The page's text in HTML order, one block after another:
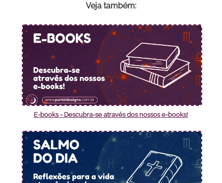
Veja também:
E-books - Descubra-se através dos nossos e-books!